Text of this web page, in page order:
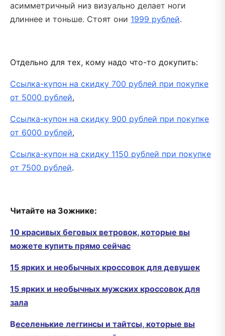
асимметричный низ визуально делает ноги
длиннее и тоньше. Стоят они 1999 рублей.
Отдельно для тех, кому надо что-то докупить:
Ссылка-купон на скидку 700 рублей при покупке
от 5000 рублей,
Ссылка-купон на скидку 900 рублей при покупке
от 6000 рублей,
Ссылка-купон на скидку 1150 рублей при покупке
от 7500 рублей.
Читайте на Зожнике:
10 красивых беговых ветровок, которые вы
можете купить прямо сейчас
15 ярких и необычных кроссовок для девушек
15 ярких и необычных мужских кроссовок для
зала
Веселенькие леггинсы и тайтсы, которые вы